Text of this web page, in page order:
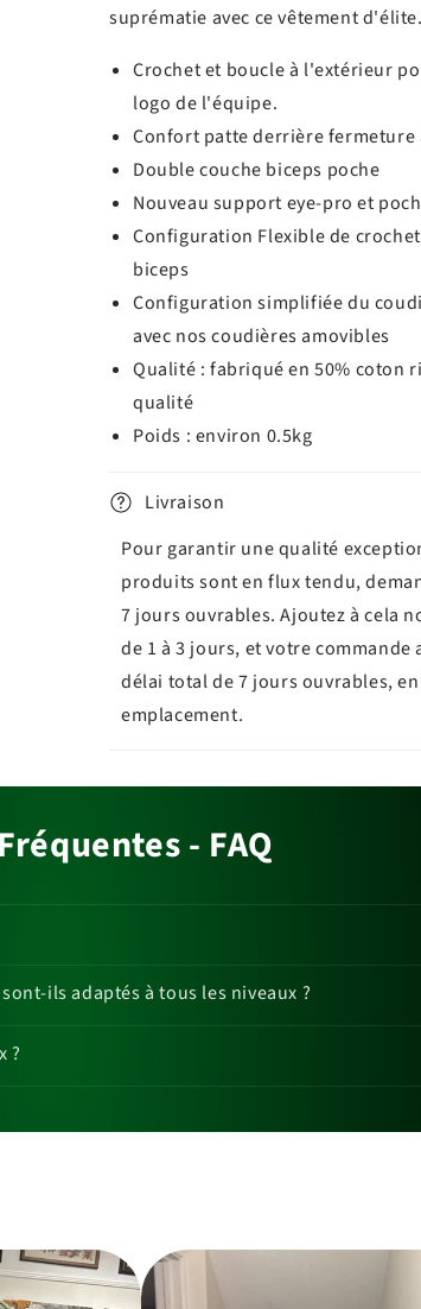
suprématie avec ce vêtement d'élite.
Crochet et boucle à l'extérieur
logo de l'équipe.
Confort patte derrière fermeture
Double couche biceps poche
Nouveau support eye-pro et
Configuration Flexible de
biceps
Configuration simplifiée du
avec nos coudières amovibles
Qualité : fabriqué en 50% coton
qualité
Poids : environ 0.5kg
Livraison
Pour garantir une qualité
produits sont en flux tendu,
7 jours ouvrables. Ajoutez à cela
de 1 à 3 jours, et votre commande
délai total de 7 jours ouvrables,
emplacement.
- FAQ
ils adaptés à tous les niveaux ?
?